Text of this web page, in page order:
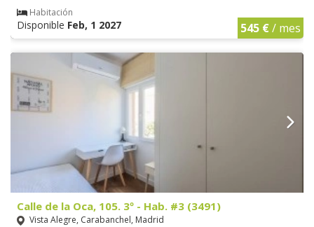
Habitación
Disponible Feb, 1 2027 545 €/ mes
Calle de la Oca, 105. 3º - Hab. #3 (3491)
Vista Alegre, Carabanchel, Madrid